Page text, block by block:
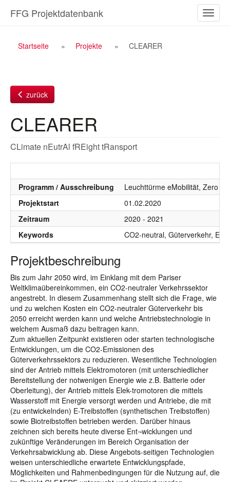
Inhalt
ein-/
FFG Projektdatenbank
Breadcrumb
Startseite Projekte CLEARER
zurück
CLEARER
CLimate nEutrAl fREight tRansport
Programm / Ausschreibung
Leuchttürme eMobilität, Zero
Projektstart
01.02.2020
Zeitraum
2020 - 2021
Keywords
CO2-neutral, Güterverkehr,
Projektbeschreibung
Bis zum Jahr 2050 wird, im Einklang mit dem Pariser
Weltklimaübereinkommen, ein CO2-neutraler Verkehrssektor
angestrebt. In diesem Zusammenhang stellt sich die Frage, wie
und zu welchen Kosten ein CO2-neutraler Güterverkehr bis
2050 erreicht werden kann und welche Antriebstechnologie in
welchem Ausmaß dazu beitragen kann.
Zum aktuellen Zeitpunkt existieren oder starten technologische
Entwicklungen, um die CO2-Emissionen des
Güterverkehrssektors zu reduzieren. Wesentliche Technologien
sind der Antrieb mittels Elektromotoren (mit unterschiedlicher
Bereitstellung der notwenigen Energie wie z.B. Batterie oder
Oberleitung), der Antrieb mittels Elek-tromotoren die mittels
Wasserstoff mit Energie versorgt werden und Antriebe, die mit
(zu entwickelnden) E-Treibstoffen (synthetischen Treibstoffen)
sowie Biotreibstoffen betrieben werden. Darüber hinaus
zeichnen sich bereits heute diverse Ent¬wicklungen und
zukünftige Veränderungen im Bereich Organisation der
Verkehrsabwicklung ab. Diese Angebots-seitigen Technologien
weisen unterschiedliche erwartete Entwicklungspfade,
Möglichkeiten und Rahmenbedingungen für die Nutzung auf, die